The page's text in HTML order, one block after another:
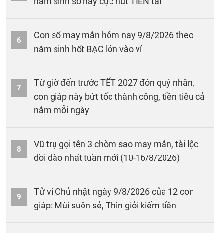
6
Con số may mắn hôm nay 9/8/2026 theo
năm sinh hốt BẠC lớn vào ví
7
Từ giờ đến trước TẾT 2027 đón quý nhân,
con giáp này bứt tốc thành công, tiền tiêu cả
nắm mỗi ngày
8
Vũ trụ gọi tên 3 chòm sao may mắn, tài lộc
dồi dào nhất tuần mới (10-16/8/2026)
9
Tử vi Chủ nhật ngày 9/8/2026 của 12 con
giáp: Mùi suôn sẻ, Thìn giỏi kiếm tiền